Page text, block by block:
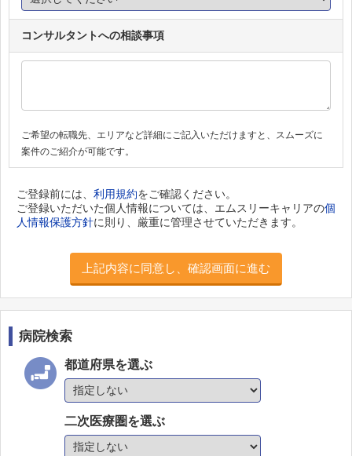
コンサルタントへの相談事項
ご希望の転職先、エリアなど詳細にご記入いただけますと、スムーズに
案件のご紹介が可能です。
ご登録前には、 利用規約をご確認ください。
ご登録いただいた個人情報については、エムスリーキャリアの個
人情報保護方針に則り、厳重に管理させていただきます。
上記内容に同意し、確認画面に進む
病院検索
都道府県を選ぶ
二次医療圏を選ぶ